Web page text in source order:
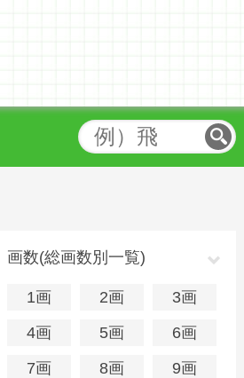
画数(総画数別一覧)
1画 2画
3画
4画
5画
6画
7画
8画
9画